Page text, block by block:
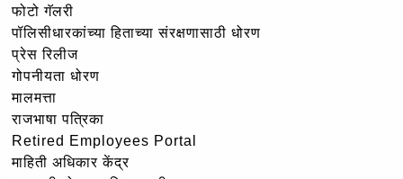
फोटो गॅलरी
पॉलिसीधारकांच्या हिताच्या संरक्षणासाठी धोरण
प्रेस रिलीज
गोपनीयता धोरण
मालमत्ता
राजभाषा पत्रिका
Retired Employees Portal
माहिती अधिकार केंद्र